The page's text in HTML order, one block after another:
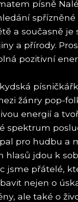
písně
spřízněné
a současně je
a přírody.
pozitivní
žánry pop-
energií a
spektrum
pro hudbu a
hlasů jdou k
jsme přátelé,
nejen o
ale také o